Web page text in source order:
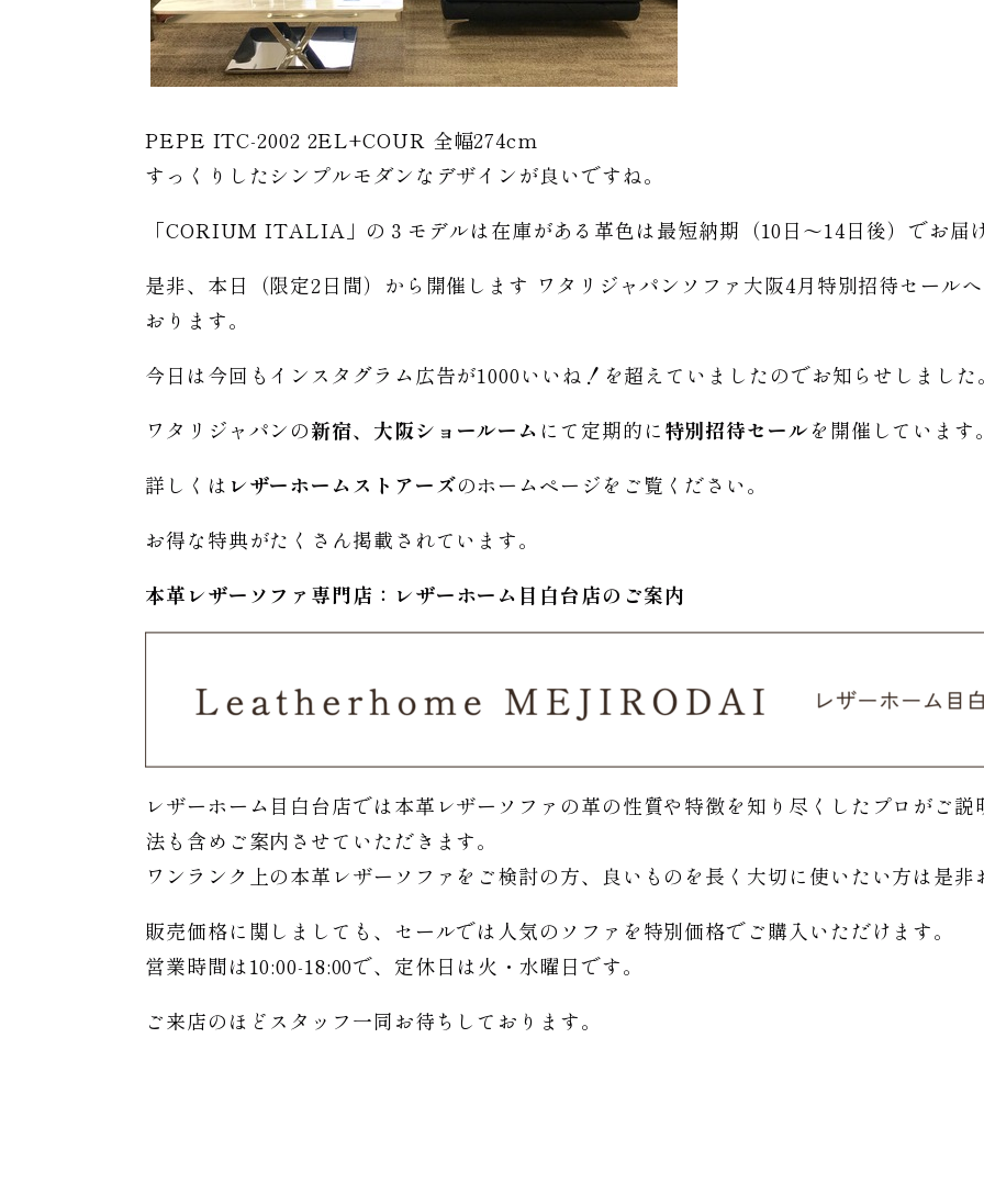
PEPE ITC-2002 2EL+COUR 全幅274cm
すっくりしたシンプルモダンなデザインが良いですね。
「CORIUM ITALIA」の３モデルは在庫がある革色は最短納期（10日〜14日後）でお届
是非、本日（限定2日間）から開催します ワタリジャパンソファ大阪4月特別招待セール
おります。
今日は今回もインスタグラム広告が1000いいね！を超えていましたのでお知らせしました。
ワタリジャパンの新宿、大阪ショールーム にて定期的に特別招待セールを開催しています。
詳しくは レザーホームストアーズのホームページをご覧ください。
お得な特典がたくさん掲載されています。
本革レザーソファ専門店：レザーホーム 目白台店のご案内
レザーホーム目白台店では本革レザーソファの革の性質や特徴を知り尽くしたプロがご
法も含めご案内させていただきます。
ワンランク上の本革レザーソファをご検討の方、良いものを長く大切に使いたい方は是非
販売価格に関しましても、セールでは人気のソファを特別価格でご購入いただけます。
営業時間は10:00-18:00で、定休日は火・水曜日です。
ご来店のほどスタッフ一同お待ちしております。